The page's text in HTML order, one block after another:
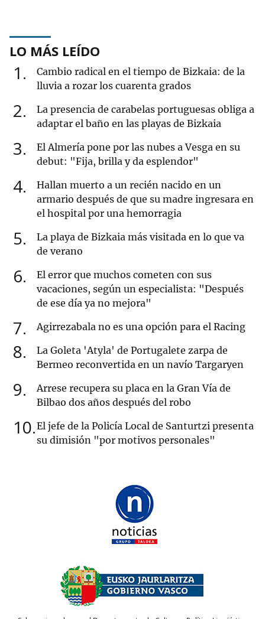
LO MÁS LEÍDO
1
Cambio radical en el tiempo de Bizkaia: de la
lluvia a rozar los cuarenta grados
2
La presencia de carabelas portuguesas obliga a
adaptar el baño en las playas de Bizkaia
3
El Almería pone por las nubes a Vesga en su
debut: "Fija, brilla y da esplendor"
4
Hallan muerto a un recién nacido en un
armario después de que su madre ingresara en
el hospital por una hemorragia
5
La playa de Bizkaia más visitada en lo que va
de verano
6
El error que muchos cometen con sus
vacaciones, según un especialista: "Después
de ese día ya no mejora"
7 Agirrezabala no es una opción para el Racing
8
La Goleta 'Atyla' de Portugalete zarpa de
Bermeo reconvertida en un navío Targaryen
9
Arrese recupera su placa en la Gran Vía de
Bilbao dos años después del robo
10 El jefe de la Policía Local de Santurtzi presenta
su dimisión "por motivos personales"